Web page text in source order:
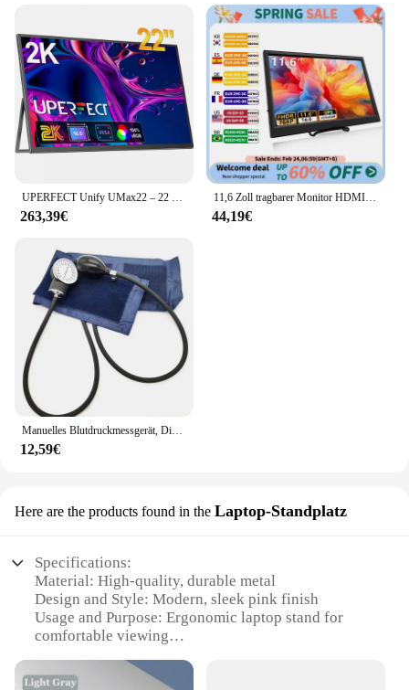
UPERFECT Unify UMax22 – 22 Zoll 2K Computermonitor 1440P Gaming-Display mit VESA & 180° verstellbarem Ständer HDMI USB C Externer Bildschirm für PC Mac Telefon Xbox Switch PS5
263,39€
11,6 Zoll tragbarer Monitor HDMI-kompatibler Laptop zweiter Bildschirm Gaming erweitertes Display für Switch/PS4/Xbox/Himbeer Pi
44,19€
Manuelles Blutdruckmessgerät, Diastolisches Blutdruckmessgerät, Arzt, Stethoskop, Blutdruckmessgerät, Manschette für Zuhause
12,59€
Here are the products found in the Laptop-Standplatz
Specifications:
Material: High-quality, durable metal
Design and Style: Modern, sleek pink finish
Usage and Purpose: Ergonomic laptop stand for
comfortable viewing
go use